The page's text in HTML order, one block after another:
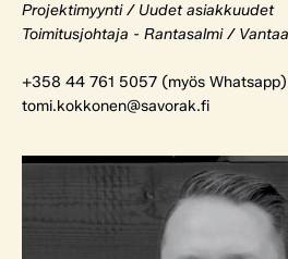
Projektimyynti / Uudet asiakkuudet
Toimitusjohtaja - Rantasalmi / Vantaa
+358 44 761 5057 (myös Whatsapp)
tomi.kokkonen@savorak.fi